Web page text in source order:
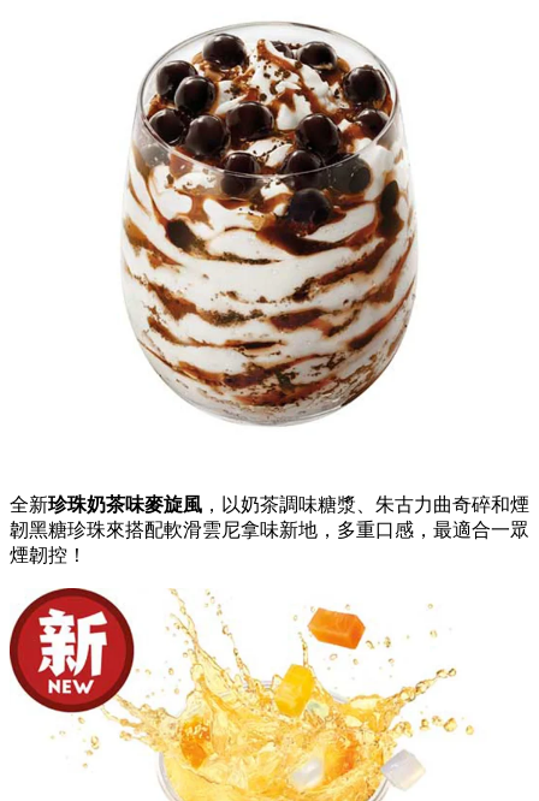
全新珍珠奶茶味麥旋風 ，以奶茶調味糖漿、朱古力曲奇碎和煙
韌黑糖珍珠來搭配軟滑雲尼拿味新地，多重口感，最適合一眾
煙韌控！